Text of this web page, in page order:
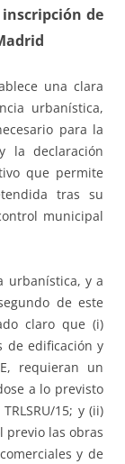
de
una clara
urbanística,
para la
la declaración
que permite
tras su
municipal
urbanística, y a
de este
claro que (i)
de edificación y
requieran un
a lo previsto
15; y (ii)
previo las obras
y de